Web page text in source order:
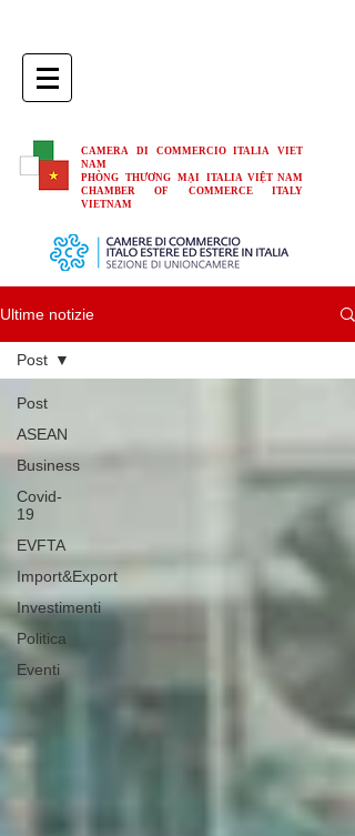
CAMERA DI COMMERCIO ITALIA VIET
NAM
PHÒNG THƯƠNG MẠI ITALIA VIỆT NAM
CHAMBER OF COMMERCE ITALY
VIETNAM
Ultime notizie
Post
ASEAN
Business
Covid-
19
EVFTA
Import&Export
Investimenti
Politica
Eventi
Post